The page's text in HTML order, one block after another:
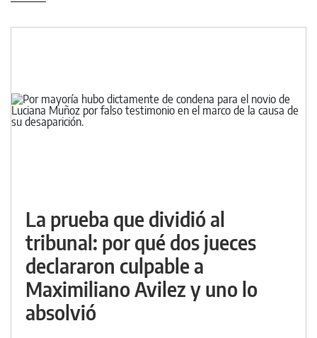
La prueba que dividió al
tribunal: por qué dos jueces
declararon culpable a
Maximiliano Avilez y uno lo
absolvió